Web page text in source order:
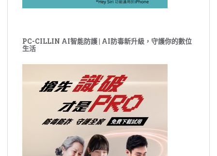
PC-CILLIN AI智能防護 | AI防毒新升級，守護你的數位
生活